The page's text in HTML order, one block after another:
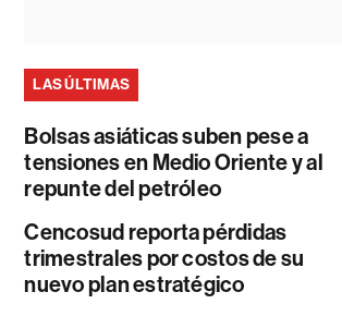
LAS ÚLTIMAS
Bolsas asiáticas suben pese a
tensiones en Medio Oriente y al
repunte del petróleo
Cencosud reporta pérdidas
trimestrales por costos de su
nuevo plan estratégico